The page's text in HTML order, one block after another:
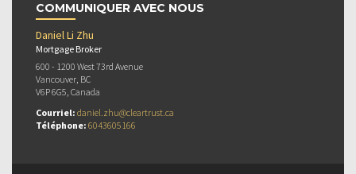
COMMUNIQUER AVEC NOUS
Daniel Li Zhu
Mortgage Broker
600 - 1200 West 73rd Avenue
Vancouver, BC
V6P 6G5, Canada
Courriel: daniel.zhu@cleartrust.ca
Téléphone: 6043605166